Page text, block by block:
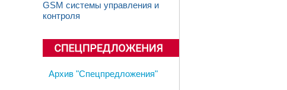
GSM системы управления и
контроля
Архив "Спецпредложения"